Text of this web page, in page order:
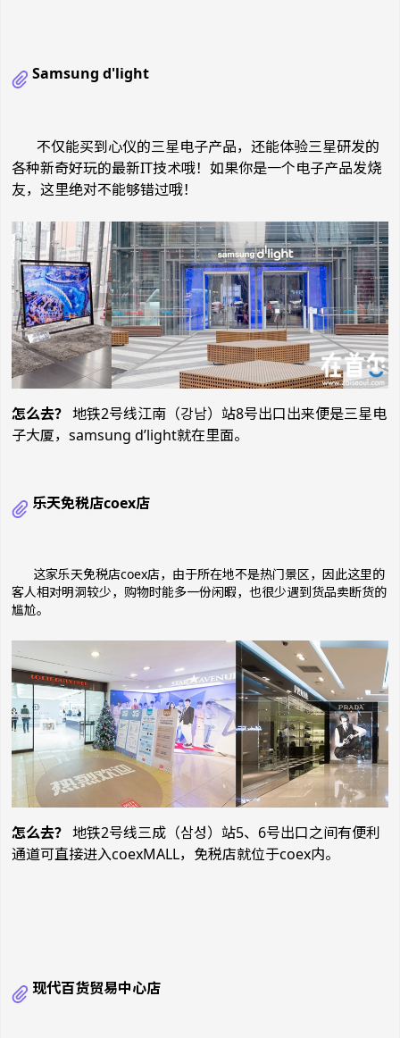
Samsung d'light
不仅能买到心仪的三星电子产品， 还能体验三星研发的
各种新奇好玩的最新IT技术哦！ 如果你是一个电子产品发烧
友， 这里绝对不能够错过哦！
怎么去？ 地铁2号线江南（강남）站8号出口出来便是三星电
子大厦，samsung d’light就在里面。
乐天免税店coex店
这家乐天免税店coex店，由于所在地不是热门景区，因此这里的
客人相对明洞较少，购物时能多一份闲暇，也很少遇到货品卖断货的
尴尬。
怎么去？ 地铁2号线三成（삼성）站5、6号出口之间有便利
通道可直接进入coexMALL，免税店就位于coex内。
现代百货贸易中心店